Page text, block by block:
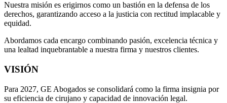
Nuestra misión es erigirnos como un bastión en la defensa de los
derechos, garantizando acceso a la justicia con rectitud implacable y
equidad.
Abordamos cada encargo combinando pasión, excelencia técnica y
una lealtad inquebrantable a nuestra firma y nuestros clientes.
VISIÓN
Para 2027, GE Abogados se consolidará como la firma insignia por
su eficiencia de cirujano y capacidad de innovación legal.